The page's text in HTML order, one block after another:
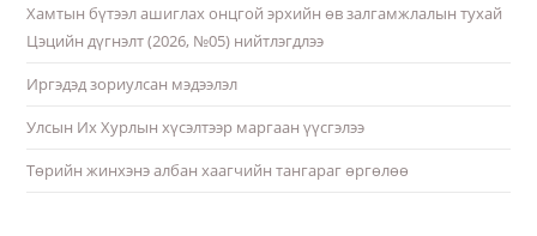
Хамтын бүтээл ашиглах онцгой эрхийн өв залгамжлалын тухай
Цэцийн дүгнэлт (2026, №05) нийтлэгдлээ
Иргэдэд зориулсан мэдээлэл
Улсын Их Хурлын хүсэлтээр маргаан үүсгэлээ
Төрийн жинхэнэ албан хаагчийн тангараг өргөлөө